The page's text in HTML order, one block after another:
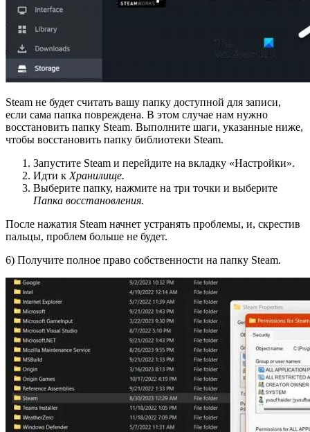
Steam не будет считать вашу папку доступной для записи,
если сама папка повреждена. В этом случае нам нужно
восстановить папку Steam. Выполните шаги, указанные ниже,
чтобы восстановить папку библиотеки Steam.
Запустите Steam и перейдите на вкладку «Настройки».
Идти к Хранилище.
Выберите папку, нажмите на три точки и выберите
Папка восстановления.
После нажатия Steam начнет устранять проблемы, и, скрестив
пальцы, проблем больше не будет.
6) Получите полное право собственности на папку Steam.